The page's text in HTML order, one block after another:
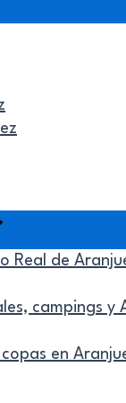
Real de
campings y
en